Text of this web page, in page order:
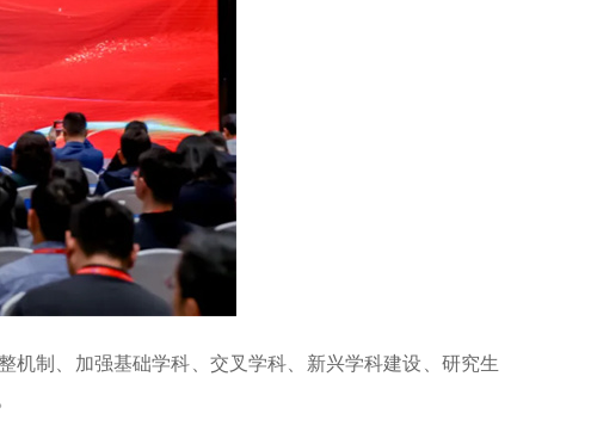
机制、加强基础学科、交叉学科、新兴学科建设、研究生